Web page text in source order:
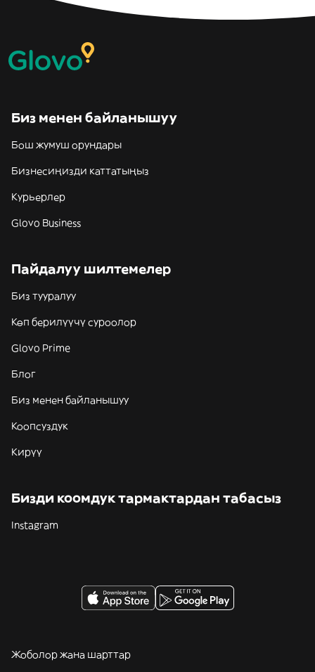
Биз менен байланышуу
Бош жумуш орундары
Бизнесиңизди каттатыңыз
Курьерлер
Glovo Business
Пайдалуу шилтемелер
Биз тууралуу
Көп берилүүчү суроолор
Glovo Prime
Блог
Биз менен байланышуу
Коопсуздук
Кирүү
Бизди коомдук тармактардан табасыз
Instagram
Жоболор жана шарттар